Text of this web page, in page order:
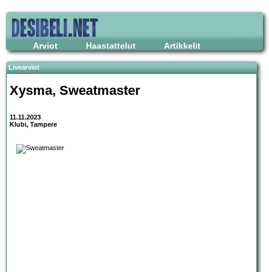
Arviot Haastattelut Artikkelit
Livearviot
Xysma, Sweatmaster
11.11.2023
Klubi, Tampere